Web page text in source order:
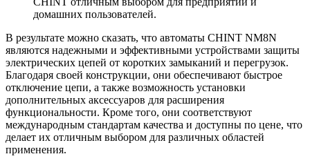
домашних пользователей.
В результате можно сказать, что автоматы CHINT NM8N
являются надежными и эффективными устройствами защиты
электрических цепей от коротких замыканий и перегрузок.
Благодаря своей конструкции, они обеспечивают быстрое
отключение цепи, а также возможность установки
дополнительных аксессуаров для расширения
функциональности. Кроме того, они соответствуют
международным стандартам качества и доступны по цене, что
делает их отличным выбором для различных областей
применения.